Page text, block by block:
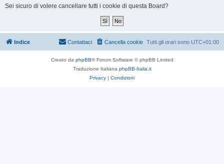
Sei sicuro di volere cancellare tutti i cookie di questa Board?
Indice Tutti gli orari sono UTC+01:00
Cancella cookie
Contattaci
Creato da phpBB® Forum Software © phpBB Limited
Traduzione Italiana phpBB-Italia.it
Privacy | Condizioni